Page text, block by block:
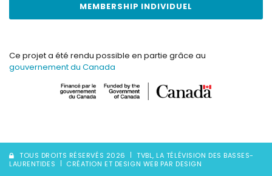
MEMBERSHIP INDIVIDUEL
Ce projet a été rendu possible en partie grâce au
gouvernement du Canada
TOUS DROITS RÉSERVÉS 2026
TVBL, LA TÉLÉVISION DES BASSES-
LAURENTIDES
CRÉATION ET DESIGN WEB PAR DESIGN